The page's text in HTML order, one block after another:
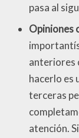
pasa al
Opiniones
anteriores
hacerlo es
terceras
atención.